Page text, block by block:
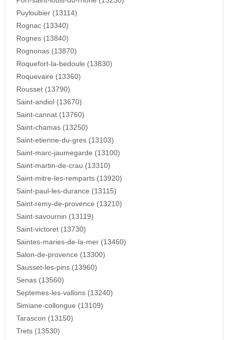
Puyloubier (13114)
Rognac (13340)
Rognes (13840)
Rognonas (13870)
Roquefort-la-bedoule (13830)
Roquevaire (13360)
Rousset (13790)
Saint-andiol (13670)
Saint-cannat (13760)
Saint-chamas (13250)
Saint-etienne-du-gres (13103)
Saint-marc-jaumegarde (13100)
Saint-martin-de-crau (13310)
Saint-mitre-les-remparts (13920)
Saint-paul-les-durance (13115)
Saint-remy-de-provence (13210)
Saint-savournin (13119)
Saint-victoret (13730)
Saintes-maries-de-la-mer (13460)
Salon-de-provence (13300)
Sausset-les-pins (13960)
Senas (13560)
Septemes-les-vallons (13240)
Simiane-collongue (13109)
Tarascon (13150)
Trets (13530)